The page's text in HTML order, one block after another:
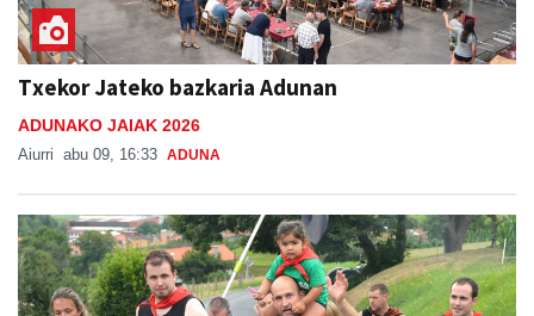
Txekor Jateko bazkaria Adunan
ADUNAKO JAIAK 2026
Aiurri abu 09, 16:33 ADUNA